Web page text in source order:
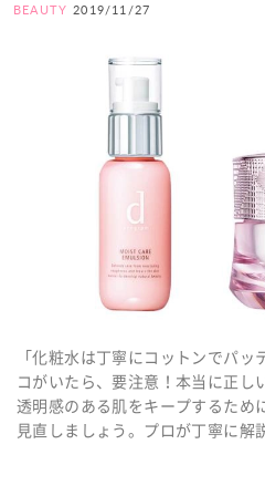
BEAUTY 2019/11/27
「化粧水は丁寧にコットンでパ
コがいたら、要注意！本当に正し
透明感のある肌をキープするため
見直しましょう。プロが丁寧に解